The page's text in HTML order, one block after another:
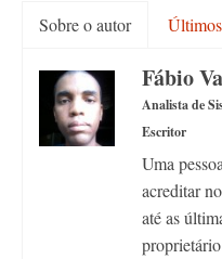
Sobre o autor
Fábio
Analista de
Escritor
Uma
acreditar
até as